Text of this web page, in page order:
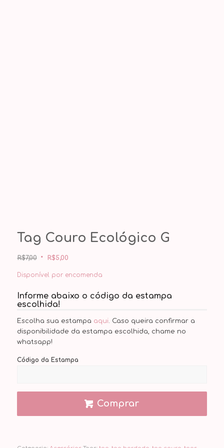
Tag Couro Ecológico G
R$7,00 preço
original
era:
R$7,00.
R$5,00preço
atual
é:
Disponível por encomenda
Informe abaixo o código da estampa
escolhida!
Escolha sua estampa aqui. Caso queira confirmar a
disponibilidade da estampa escolhida, chame no
whatsapp!
Código da Estampa
Comprar